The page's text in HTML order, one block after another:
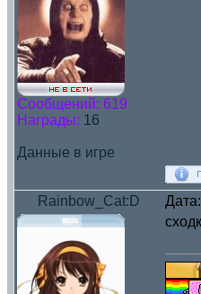
Сообщений: 619
Награды: 16
Данные в игре
Rainbow_Cat:D